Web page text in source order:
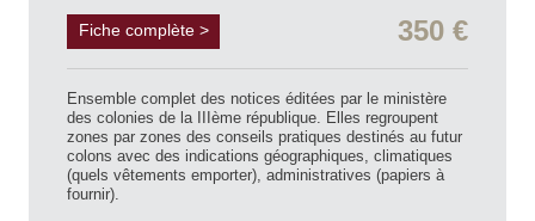
Fiche complète > 350 €
Ensemble complet des notices éditées par le ministère
des colonies de la IIIème république. Elles regroupent
zones par zones des conseils pratiques destinés au futur
colons avec des indications géographiques, climatiques
(quels vêtements emporter), administratives (papiers à
fournir).